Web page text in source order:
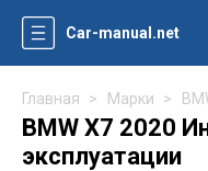
Car-manual.net
Главная Марки
BMW X7 2020
эксплуатации